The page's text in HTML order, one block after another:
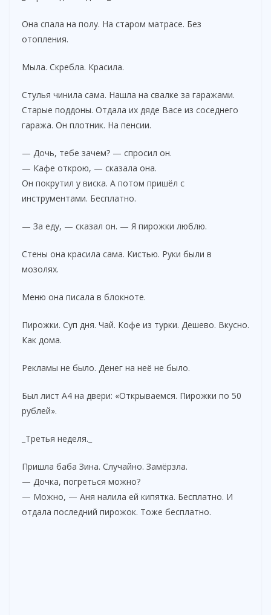
Она спала на полу. На старом матрасе. Без
отопления.
Мыла. Скребла. Красила.
Стулья чинила сама. Нашла на свалке за гаражами.
Старые поддоны. Отдала их дяде Васе из соседнего
гаража. Он плотник. На пенсии.
— Дочь, тебе зачем? — спросил он.
— Кафе открою, — сказала она.
Он покрутил у виска. А потом пришёл с
инструментами. Бесплатно.
— За еду, — сказал он. — Я пирожки люблю.
Стены она красила сама. Кистью. Руки были в
мозолях.
Меню она писала в блокноте.
Пирожки. Суп дня. Чай. Кофе из турки. Дешево. Вкусно.
Как дома.
Рекламы не было. Денег на неё не было.
Был лист А4 на двери: «Открываемся. Пирожки по 50
рублей».
_Третья неделя._
Пришла баба Зина. Случайно. Замёрзла.
— Дочка, погреться можно?
— Можно, — Аня налила ей кипятка. Бесплатно. И
отдала последний пирожок. Тоже бесплатно.